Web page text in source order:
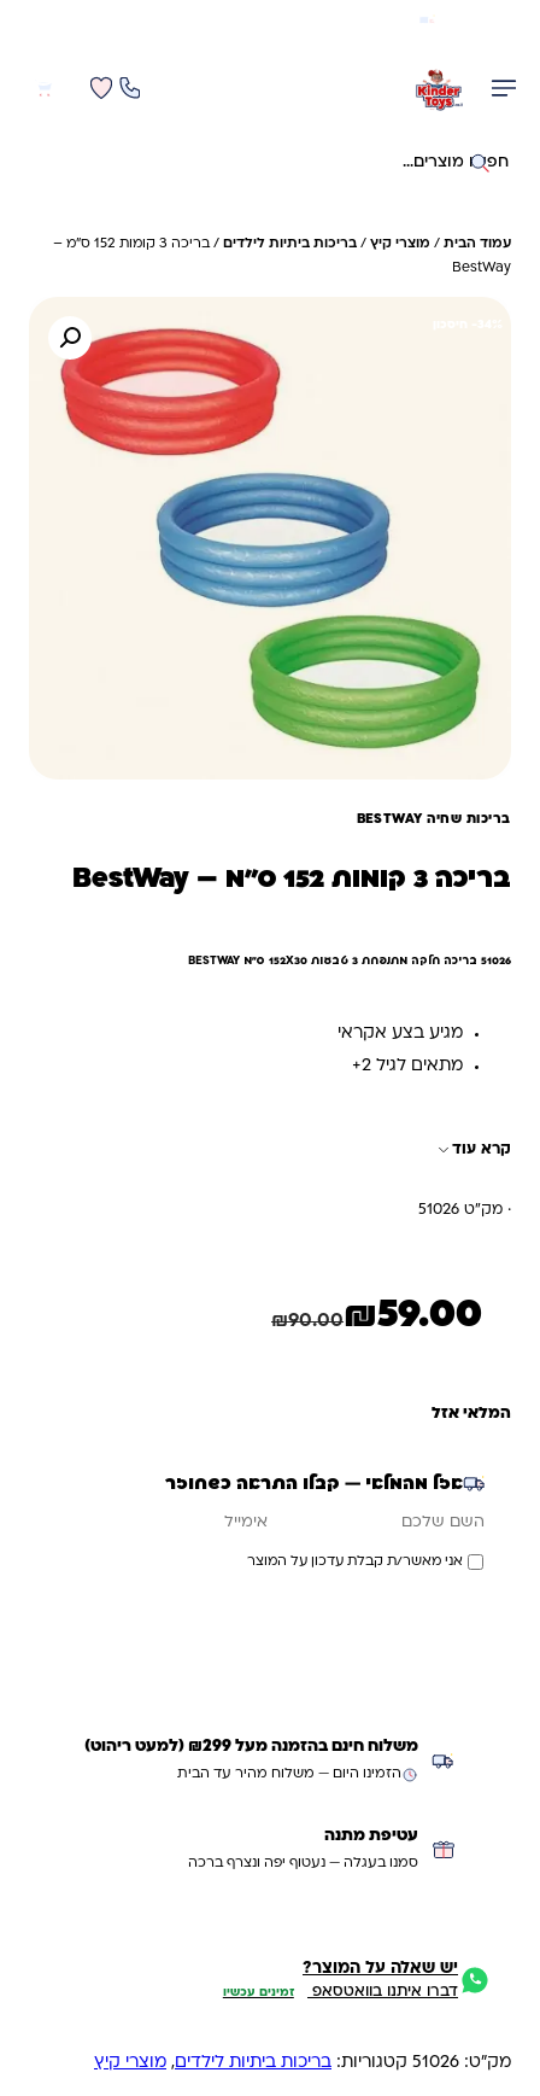
חיפוש באתר
עמוד הבית / מוצרי קיץ / בריכות ביתיות לילדים
/ בריכה 3 קומות 152 ס"מ –
BestWay
בריכות שחיה BESTWAY
בריכה 3 קומות 152 ס"מ – BestWay
51026 בריכה חלקה מתנפחת 3 טבעות 152X30 ס"מ BESTWAY
מגיע בצע אקראי
מתאים לגיל 2+
קרא עוד
· מק"ט 51026
₪90.00
המחיר המקורי היה: ₪90.00.
₪59.00
המחיר הנוכחי הוא: ₪59.00.
המלאי אזל
אזל מהמלאי — קבלו התראה כשחוזר
אני מאשר/ת קבלת עדכון על המוצר
משלוח חינם בהזמנה מעל ₪299 (למעט ריהוט)
הזמינו היום — משלוח מהיר עד הבית
עטיפת מתנה
סמנו בעגלה — נעטוף יפה ונצרף ברכה
יש שאלה על המוצר?
דברו איתנו בוואטסאפ זמינים עכשיו
מק"ט: 51026 קטגוריות: בריכות ביתיות לילדים, מוצרי קיץ